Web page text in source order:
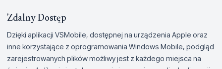
Zdalny Dostęp
Dzięki aplikacji VSMobile, dostępnej na urządzenia Apple oraz
inne korzystające z oprogramowania Windows Mobile, podgląd
zarejestrowanych plików możliwy jest z każdego miejsca na